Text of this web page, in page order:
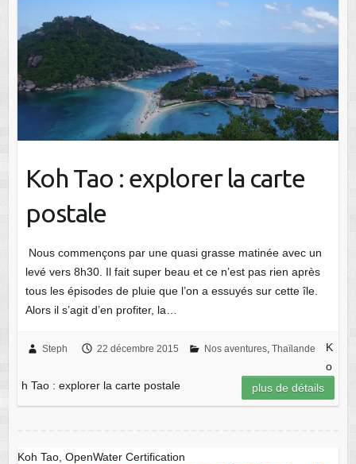
Koh Tao : explorer la carte
postale
Nous commençons par une quasi grasse matinée avec un
levé vers 8h30. Il fait super beau et ce n’est pas rien après
tous les épisodes de pluie que l’on a essuyés sur cette île.
Alors il s’agit d’en profiter, la…
Steph 22 décembre 2015 Nos aventures, Thaïlande
K
o
h Tao : explorer la carte postale
plus de détails
Koh Tao, OpenWater Certification